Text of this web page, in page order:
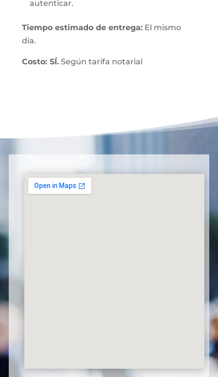
autenticar.
Tiempo estimado de entrega:El mismo
día.
Costo: SÍ.Según tarifa notarial